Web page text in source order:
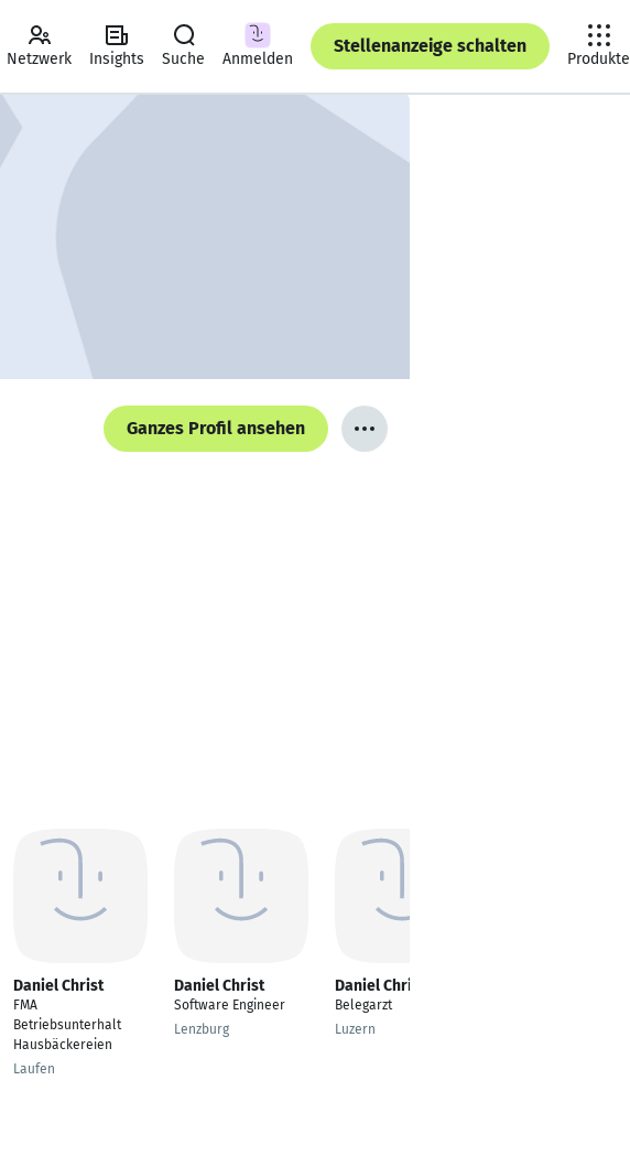
Netzwerk Insights Suche Anmelden
Stellenanzeige schalten
Produkte
Ganzes Profil ansehen
Daniel Christ
FMA
Betriebsunterhalt
Hausbäckereien
Laufen
Daniel Christ
Software Engineer
Lenzburg
Daniel Christ
Belegarzt
Luzern